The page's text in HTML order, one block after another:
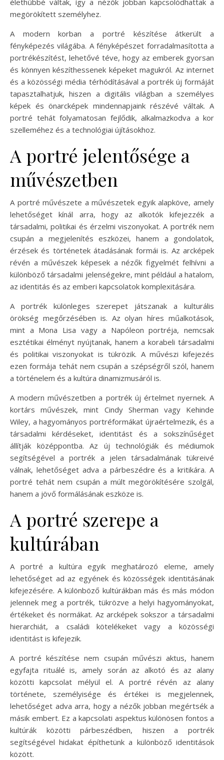
élethűbbé váltak, így a nézők jobban kapcsolódhattak a
megörökített személyhez.
A modern korban a portré készítése átkerült a
fényképezés világába. A fényképészet forradalmasította a
portrékészítést, lehetővé téve, hogy az emberek gyorsan
és könnyen készíthessenek képeket magukról. Az internet
és a közösségi média térhódításával a portrék új formáját
tapasztalhatjuk, hiszen a digitális világban a személyes
képek és önarcképek mindennapjaink részévé váltak. A
portré tehát folyamatosan fejlődik, alkalmazkodva a kor
szelleméhez és a technológiai újításokhoz.
A portré jelentősége a
művészetben
A portré művészete a művészetek egyik alapköve, amely
lehetőséget kínál arra, hogy az alkotók kifejezzék a
társadalmi, politikai és érzelmi viszonyokat. A portrék nem
csupán a megjelenítés eszközei, hanem a gondolatok,
érzések és történetek átadásának formái is. Az arcképek
révén a művészek képesek a nézők figyelmét felhívni a
különböző társadalmi jelenségekre, mint például a hatalom,
az identitás és az emberi kapcsolatok komplexitására.
A portrék különleges szerepet játszanak a kulturális
örökség megőrzésében is. Az olyan híres műalkotások,
mint a Mona Lisa vagy a Napóleon portréja, nemcsak
esztétikai élményt nyújtanak, hanem a korabeli társadalmi
és politikai viszonyokat is tükrözik. A művészi kifejezés
ezen formája tehát nem csupán a szépségről szól, hanem
a történelem és a kultúra dinamizmusáról is.
A modern művészetben a portrék új értelmet nyernek. A
kortárs művészek, mint Cindy Sherman vagy Kehinde
Wiley, a hagyományos portréformákat újraértelmezik, és a
társadalmi kérdéseket, identitást és a sokszínűséget
állítják középpontba. Az új technológiák és médiumok
segítségével a portrék a jelen társadalmának tükreivé
válnak, lehetőséget adva a párbeszédre és a kritikára. A
portré tehát nem csupán a múlt megörökítésére szolgál,
hanem a jövő formálásának eszköze is.
A portré szerepe a
kultúrában
A portré a kultúra egyik meghatározó eleme, amely
lehetőséget ad az egyének és közösségek identitásának
kifejezésére. A különböző kultúrákban más és más módon
jelennek meg a portrék, tükrözve a helyi hagyományokat,
értékeket és normákat. Az arcképek sokszor a társadalmi
hierarchiát, a családi kötelékeket vagy a közösségi
identitást is kifejezik.
A portré készítése nem csupán művészi aktus, hanem
egyfajta rituálé is, amely során az alkotó és az alany
közötti kapcsolat mélyül el. A portré révén az alany
története, személyisége és értékei is megjelennek,
lehetőséget adva arra, hogy a nézők jobban megértsék a
másik embert. Ez a kapcsolati aspektus különösen fontos a
kultúrák közötti párbeszédben, hiszen a portrék
segítségével hidakat építhetünk a különböző identitások
között.